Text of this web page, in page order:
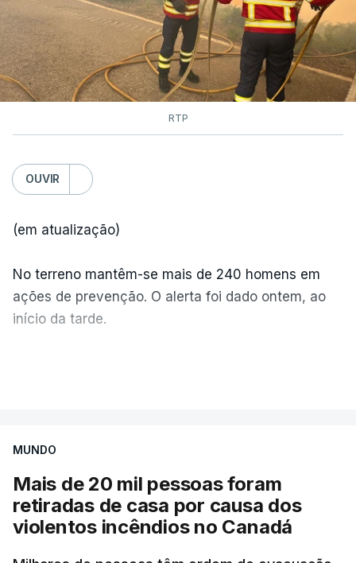
RTP
OUVIR
(em atualização)
No terreno mantêm-se mais de 240 homens em
ações de prevenção. O alerta foi dado ontem, ao
início da tarde.
MUNDO
Mais de 20 mil pessoas foram
retiradas de casa por causa dos
violentos incêndios no Canadá